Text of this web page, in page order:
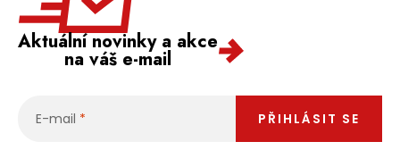
Aktuální novinky a akce
na váš e-mail
E-mail PŘIHLÁSIT SE